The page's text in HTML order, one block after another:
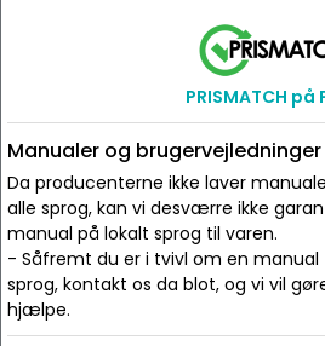
PRISMATCH på
Manualer og
Da producenterne ikke laver
alle sprog, kan vi desværre ikke
manual på lokalt sprog til varen.
- Såfremt du er i tvivl om en manual
sprog, kontakt os da blot, og vi vil
hjælpe.